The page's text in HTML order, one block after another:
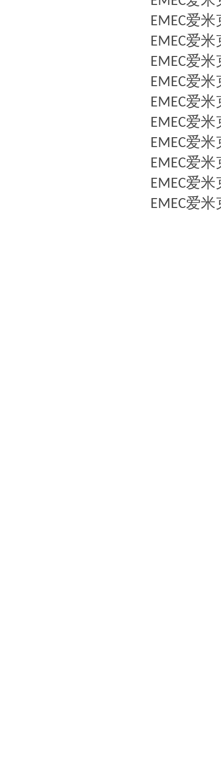
EMEC爱米
EMEC爱米
EMEC爱米
EMEC爱米
EMEC爱米
EMEC爱米
EMEC爱米
EMEC爱米
EMEC爱米
EMEC爱米